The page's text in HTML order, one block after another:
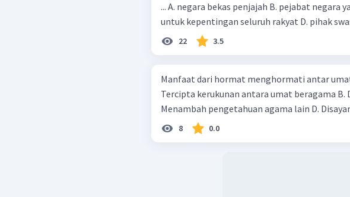
... A. negara bekas penjajah B. pejabat negara yang berpengaruh C. pemerintah
untuk kepentingan seluruh rakyat D. pihak
22 3.5
Manfaat dari hormat menghormati antar umat
Tercipta kerukunan antara umat beragama B.
Menambah pengetahuan agama lain D.
8 0.0